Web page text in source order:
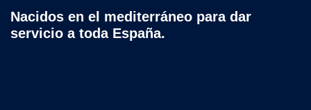
Nacidos en el mediterráneo para dar
servicio a toda España.